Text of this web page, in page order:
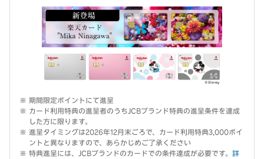
期間限定ポイントにて進呈
カード利用特典の進呈者のうちJCBブランド特典の進呈条件を達成
した方に限ります。
進呈タイミングは2026年12月末ごろで、カード利用特典3,000ポイ
ントと異なりますので、あらかじめご了承ください
特典進呈には、JCBブランドのカードでの条件達成が必要です。 詳